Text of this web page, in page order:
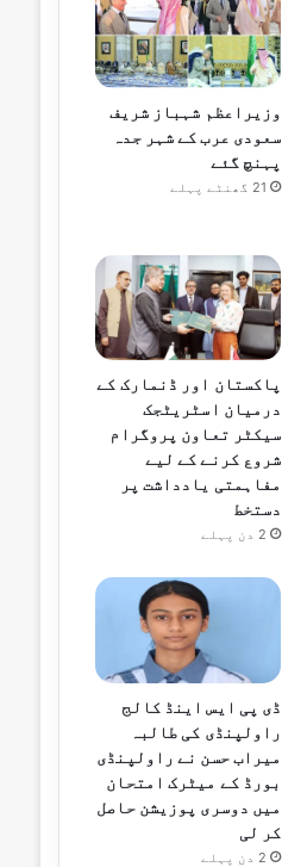
وزیراعظم شہباز شریف
سعودی عرب کے شہر جدہ
پہنچ گئے
21 گھنٹے پہلے
پاکستان اور ڈنمارک کے
درمیان اسٹریٹجک
سیکٹر تعاون پروگرام
شروع کرنے کے لیے
مفاہمتی یادداشت پر
دستخط
2 دن پہلے
ڈی پی ایس اینڈ کالج
راولپنڈی کی طالبہ
میراب حسن نے راولپنڈی
بورڈ کے میٹرک امتحان
میں دوسری پوزیشن حاصل
کر لی
2 دن پہلے